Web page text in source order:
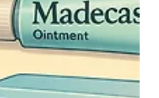
리는 여름철에는 체내 수분과